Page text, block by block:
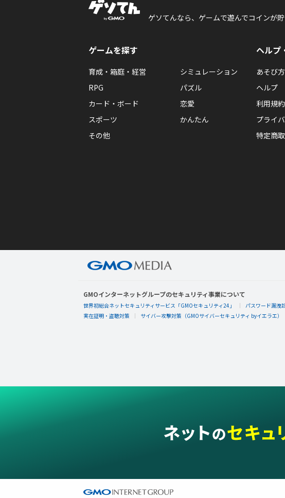
ゲソてんなら、ゲームで遊んでコインが貯
ゲームを探す
育成・箱庭・経営
シミュレーション
RPG
パズル
カード・ボード
恋愛
スポーツ
かんたん
その他
ヘルプ
あそび方
ヘルプ
利用規約
プライ
特定商
GMOインターネットグループのセキュリティ事業について
世界初総合ネットセキュリティサービス「GMOセキュリティ24」 パスワード漏洩
実在証明・盗聴対策
サイバー攻撃対策（GMOサイバーセキュリティ byイエラエ）